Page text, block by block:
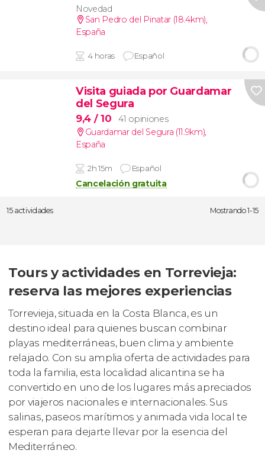
Novedad
San Pedro del Pinatar (18.4km),
España
4 horas Español
Visita guiada por Guardamar
del Segura
9,4 / 10
41 opiniones
Guardamar del Segura (11.9km),
España
2h 15m Español
Cancelación gratuita
15 actividades Mostrando 1-15
Tours y actividades en Torrevieja:
reserva las mejores experiencias
Torrevieja, situada en la Costa Blanca, es un
destino ideal para quienes buscan combinar
playas mediterráneas, buen clima y ambiente
relajado. Con su amplia oferta de actividades para
toda la familia, esta localidad alicantina se ha
convertido en uno de los lugares más apreciados
por viajeros nacionales e internacionales. Sus
salinas, paseos marítimos y animada vida local te
esperan para dejarte llevar por la esencia del
Mediterráneo.